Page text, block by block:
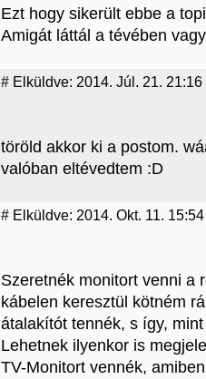
Ezt hogy sikerült ebbe a
Amigát láttál a tévében
# Elküldve: 2014. Júl. 21.
töröld akkor ki a postom.
valóban eltévedtem :D
# Elküldve: 2014. Okt. 11. 15:54
Szeretnék monitort venni a
kábelen keresztül kötném
átalakítót tennék, s így,
Lehetnek ilyenkor is
TV-Monitort vennék,